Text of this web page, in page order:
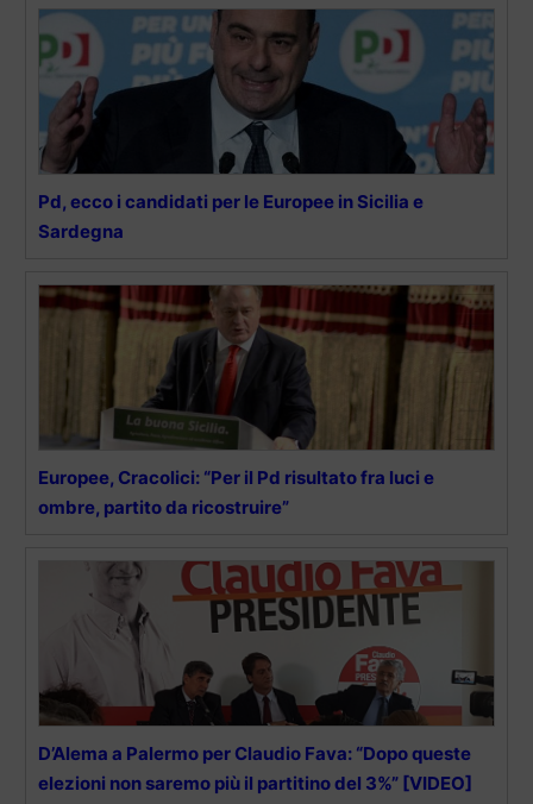
Pd, ecco i candidati per le Europee in Sicilia e
Sardegna
Europee, Cracolici: “Per il Pd risultato fra luci e
ombre, partito da ricostruire”
D’Alema a Palermo per Claudio Fava: “Dopo queste
elezioni non saremo più il partitino del 3%” [VIDEO]